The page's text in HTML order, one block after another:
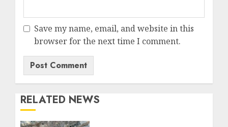
Save my name, email, and website in this
browser for the next time I comment.
RELATED NEWS